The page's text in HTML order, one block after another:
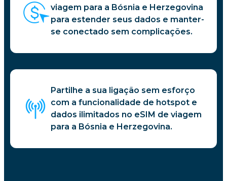
viagem para a Bósnia e Herzegovina
para estender seus dados e manter-
se conectado sem complicações.
Partilhe a sua ligação sem esforço
com a funcionalidade de hotspot e
dados ilimitados no eSIM de viagem
para a Bósnia e Herzegovina.